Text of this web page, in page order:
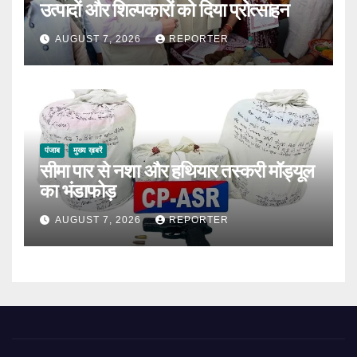
उत्पादों और शिल्पकारों को दिया प्रोत्साहन
AUGUST 7, 2026 REPORTER
पंजाब मुख्य ख़बरें
सीमा पार से नशा और हथियार तस्करी मॉड्यूल
का भंडाफोड़
AUGUST 7, 2026 REPORTER